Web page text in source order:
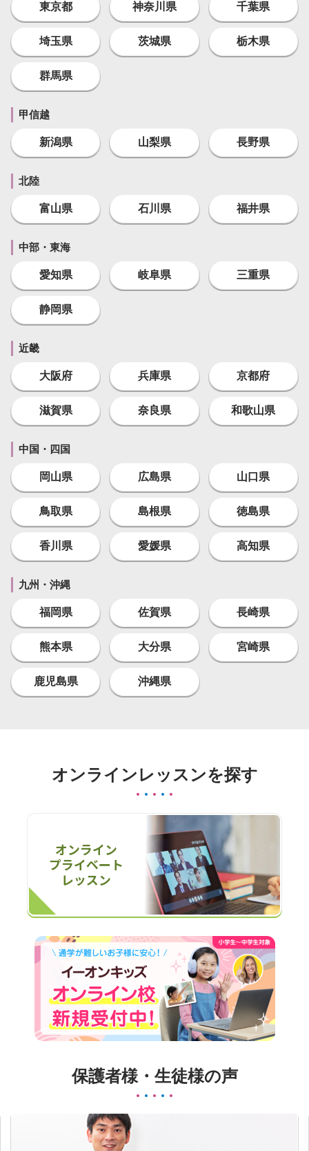
東京都 神奈川県 千葉県
埼玉県 茨城県 栃木県
群馬県
甲信越
新潟県 山梨県 長野県
北陸
富山県 石川県 福井県
中部・東海
愛知県 岐阜県 三重県
静岡県
近畿
大阪府 兵庫県 京都府
滋賀県 奈良県 和歌山県
中国・四国
岡山県 広島県 山口県
鳥取県 島根県 徳島県
香川県 愛媛県 高知県
九州・沖縄
福岡県 佐賀県 長崎県
熊本県 大分県 宮崎県
鹿児島県 沖縄県
オンラインレッスンを探す
保護者様・生徒様の声